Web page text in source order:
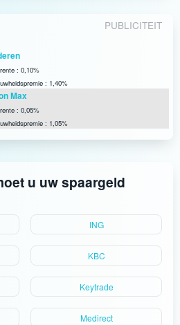
PUBLICITEIT
: 0,10%
: 1,40%
Max
: 0,05%
: 1,05%
u uw spaargeld
ING
KBC
Keytrade
Medirect